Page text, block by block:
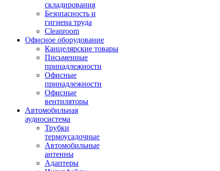
складирования
Безопасность и
гигиена труда
Cleanroom
Офисное оборудование
Канцелярские товары
Письменные
принадлежности
Офисные
принадлежности
Офисные
вентиляторы
Автомобильная
аудиосистема
Трубки
термоусадочные
Автомобильные
антенны
Адаптеры